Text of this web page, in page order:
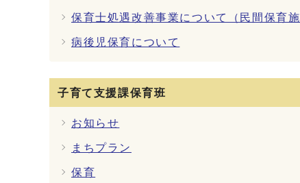
保育士処遇改善事業について（民間保育
病後児保育について
子育て支援課保育班
お知らせ
まちプラン
保育